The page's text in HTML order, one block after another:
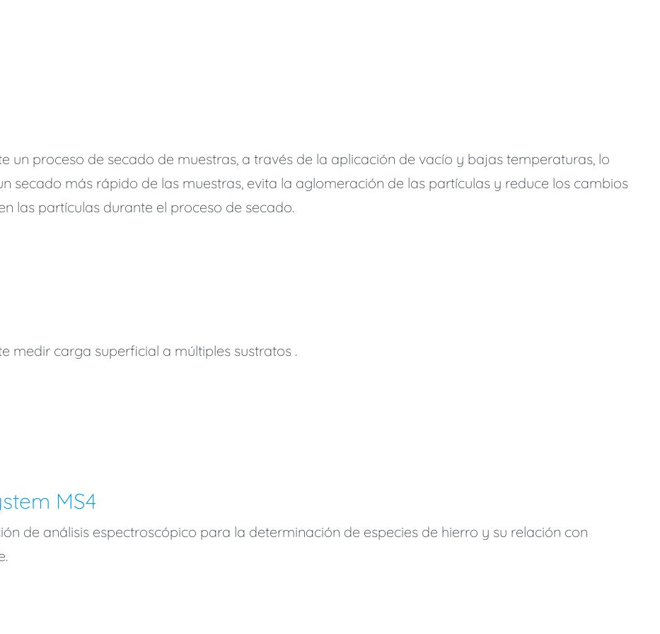
un proceso de secado de muestras, a través de la aplicación de vacío y bajas temperaturas, lo
secado más rápido de las muestras, evita la aglomeración de las partículas y reduce los cambios
las partículas durante el proceso de secado.
medir carga superficial a múltiples sustratos .
MS4
de análisis espectroscópico para la determinación de especies de hierro y su relación con